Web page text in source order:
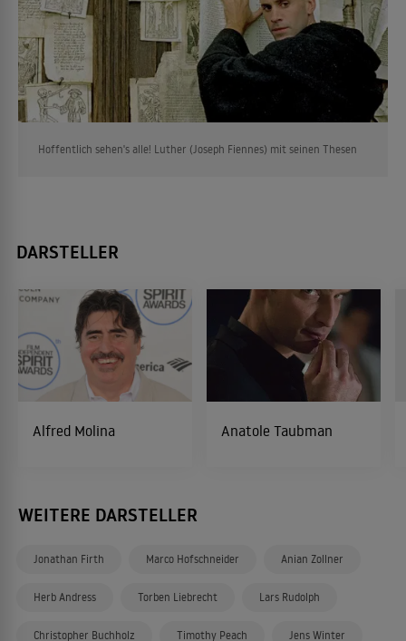
Hoffentlich sehen's alle! Luther (Joseph Fiennes) mit seinen Thesen
DARSTELLER
Alfred Molina Anatole Taubman
WEITERE DARSTELLER
Jonathan Firth Marco Hofschneider Anian Zollner
Herb Andress Torben Liebrecht Lars Rudolph
Christopher Buchholz Timothy Peach Jens Winter